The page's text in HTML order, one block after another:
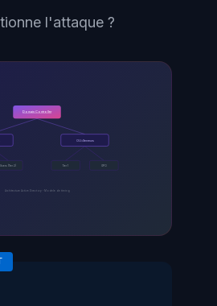
l'attaque ?
Domain Controller
OU=Serveurs
Users (Tier 2) Tier 1 GPO
Architecture Active Directory - Modele de tiering